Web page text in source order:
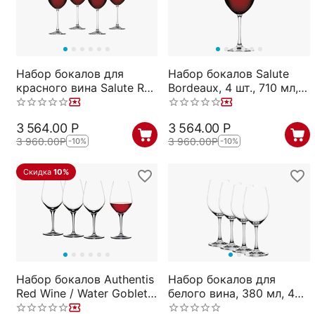
Набор бокалов для
красного вина Salute Red
Wine, 4 шт., 550 мл,
3 564.00 Р
3 960.00Р -10%
Набор бокалов Salute
Bordeaux, 4 шт., 710 мл,
4720177, Spiegelau
3 564.00 Р
3 960.00Р -10%
Скидка 10%
Набор бокалов Authentis
Red Wine / Water Goblet
Set/4, 4 шт., 480 мл,
Набор бокалов для
белого вина, 380 мл, 4
шт., прозрачные,